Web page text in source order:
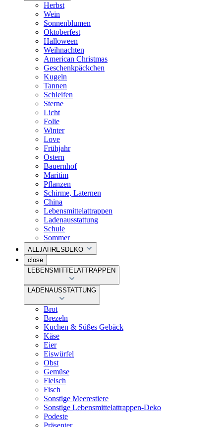
Herbst
Wein
Sonnenblumen
Oktoberfest
Halloween
Weihnachten
American Christmas
Geschenkpäckchen
Kugeln
Tannen
Schleifen
Sterne
Licht
Folie
Winter
Love
Frühjahr
Ostern
Bauernhof
Maritim
Pflanzen
Schirme, Laternen
China
Lebensmittelattrappen
Ladenausstattung
Schule
Sommer
ALLJAHRESDEKO
close
LEBENSMITTELATTRAPPEN
LADENAUSSTATTUNG
Brot
Brezeln
Kuchen & Süßes Gebäck
Käse
Eier
Eiswürfel
Obst
Gemüse
Fleisch
Fisch
Sonstige Meerestiere
Sonstige Lebensmittelattrappen-Deko
Podeste
Präsenter